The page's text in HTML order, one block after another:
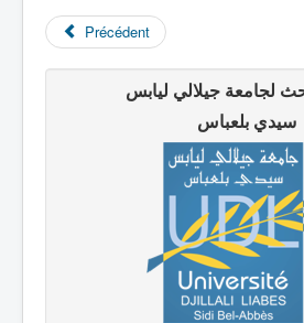
Précédent
لجامعة جيلالي ليابس
سيدي بلعباس